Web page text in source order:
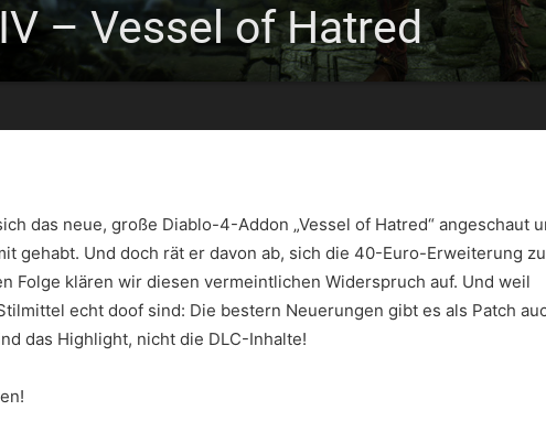
– Vessel of Hatred
das neue, große Diablo-4-Addon „Vessel of Hatred“ angeschaut
gehabt. Und doch rät er davon ab, sich die 40-Euro-Erweiterung zu
Folge klären wir diesen vermeintlichen Widerspruch auf. Und weil
echt doof sind: Die bestern Neuerungen gibt es als Patch
das Highlight, nicht die DLC-Inhalte!